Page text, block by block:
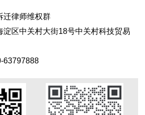
迁律师维权群
淀区中关村大街18号中关村科技贸易
63797888